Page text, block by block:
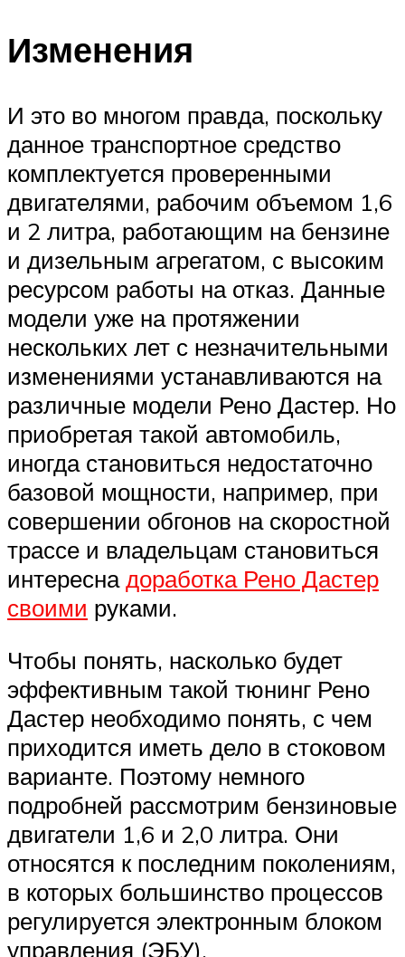
Изменения
И это во многом правда, поскольку
данное транспортное средство
комплектуется проверенными
двигателями, рабочим объемом 1,6
и 2 литра, работающим на бензине
и дизельным агрегатом, с высоким
ресурсом работы на отказ. Данные
модели уже на протяжении
нескольких лет с незначительными
изменениями устанавливаются на
различные модели Рено Дастер. Но
приобретая такой автомобиль,
иногда становиться недостаточно
базовой мощности, например, при
совершении обгонов на скоростной
трассе и владельцам становиться
интереснадоработка Рено Дастер
своими руками.
Чтобы понять, насколько будет
эффективным такой тюнинг Рено
Дастер необходимо понять, с чем
приходится иметь дело в стоковом
варианте. Поэтому немного
подробней рассмотрим бензиновые
двигатели 1,6 и 2,0 литра. Они
относятся к последним поколениям,
в которых большинство процессов
регулируется электронным блоком
управления (ЭБУ).